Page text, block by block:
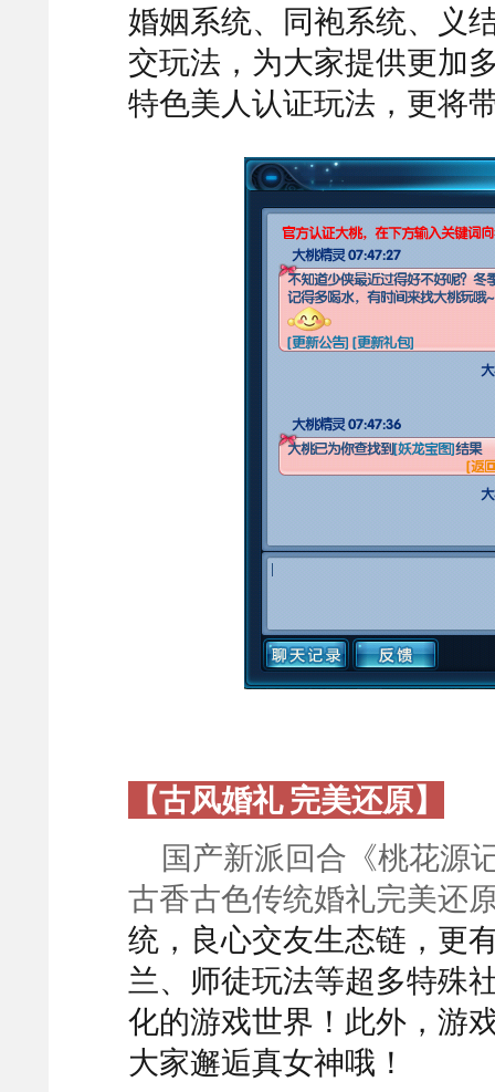
婚姻系统、同袍系统、义
交玩法，为大家提供更加
特色美人认证玩法，更将
【古风婚礼 完美还原】
国产新派回合《桃花源
古香古色传统婚礼完美还
统，良心交友生态链，更
兰、师徒玩法等超多特殊
化的游戏世界！此外，游
大家邂逅真女神哦！